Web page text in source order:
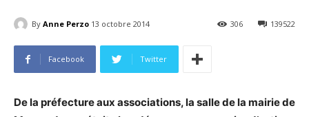
By Anne Perzo 13 octobre 2014 139522
306
Facebook Twitter
De la préfecture aux associations, la salle de la mairie de